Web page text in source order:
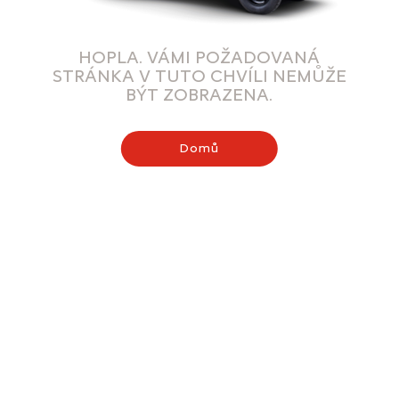
HOPLA. VÁMI POŽADOVANÁ
STRÁNKA V TUTO CHVÍLI NEMŮŽE
BÝT ZOBRAZENA.
Domů